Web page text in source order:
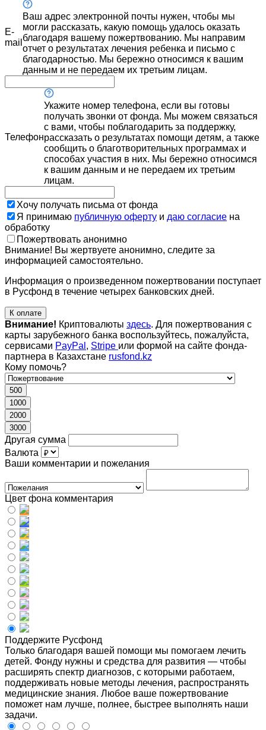
E-
mail
Ваш адрес электронной почты нужен, чтобы мы
могли рассказать, какую помощь удалось оказать
благодаря вашему пожертвованию. Мы направим
отчет о результатах лечения ребенка и письмо с
благодарностью. Мы бережно относимся к вашим
данным и не передаем их третьим лицам.
Телефон
Укажите номер телефона, если вы готовы
получать звонки от фонда. Мы можем связаться
с вами, чтобы поблагодарить за поддержку,
рассказать о результатах помощи детям, а также
сообщить о благотворительных программах и
способах участия в них. Мы бережно относимся
к вашим данным и не передаем их третьим
лицам.
Хочу получать письма от фонда
Я принимаю публичную оферту и даю согласие на
обработку
Пожертвовать анонимно
Внимание! Вы жертвуете анонимно, следите за
информацией самостоятельно.
Информация о произведенном пожертвовании поступает
в Русфонд в течение четырех банковских дней.
К оплате
Внимание! Криптовалюты здесь. Для пожертвования с
карты зарубежного банка воспользуйтесь, пожалуйста,
сервисами PayPal , Stripe или формой на сайте фонда-
партнера в Казахстане rusfond.kz
Кому помочь?
500
1000
2000
3000
Другая сумма
Валюта
Ваши комментарии и пожелания
Цвет фона комментария
Поддержите Русфонд
Только благодаря вашей помощи мы помогаем лечить
детей. Фонду нужны и средства для развития — чтобы
расширять спектр диагнозов, с которыми работаем,
поддерживать новые методы лечения, распространять
медицинские знания. Любое ваше пожертвование
поможет нам лучше, полнее, быстрее выполнять наши
задачи.